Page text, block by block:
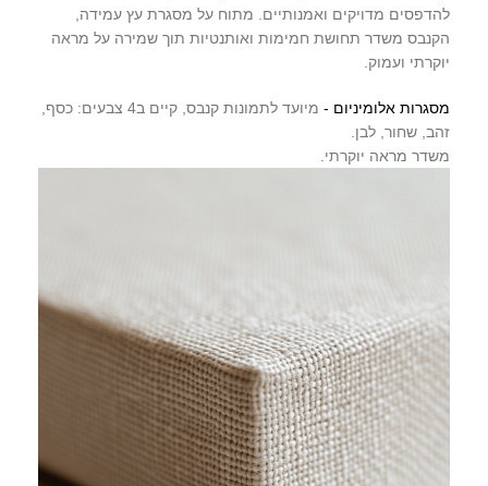
להדפסים מדויקים ואמנותיים. מתוח על מסגרת עץ עמידה,
הקנבס משדר תחושת חמימות ואותנטיות תוך שמירה על מראה
יוקרתי ועמוק.
מסגרות אלומיניום -
מיועד לתמונות קנבס, קיים ב4 צבעים: כסף,
זהב, שחור, לבן.
משדר מראה יוקרתי.